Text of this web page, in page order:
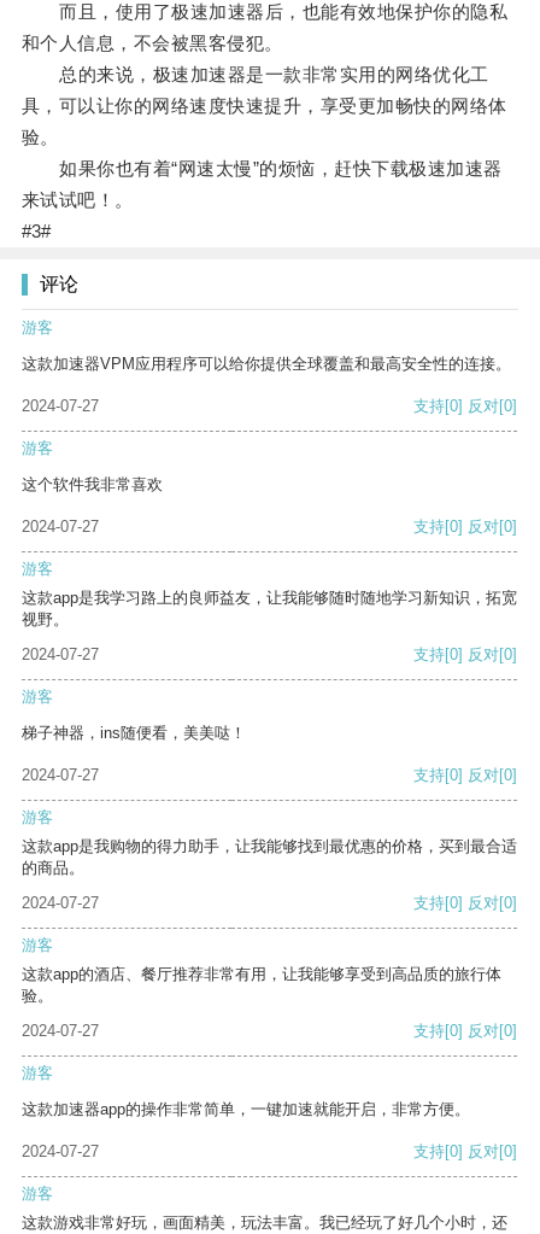
而且，使用了极速加速器后，也能有效地保护你的隐私
和个人信息，不会被黑客侵犯。
总的来说，极速加速器是一款非常实用的网络优化工
具，可以让你的网络速度快速提升，享受更加畅快的网络体
验。
如果你也有着“网速太慢”的烦恼，赶快下载极速加速器
来试试吧！。
#3#
评论
游客
这款加速器VPM应用程序可以给你提供全球覆盖和最高安全性的连接。
2024-07-27 支持[0] 反对[0]
游客
这个软件我非常喜欢
2024-07-27 支持[0] 反对[0]
游客
这款app是我学习路上的良师益友，让我能够随时随地学习新知识，拓宽
视野。
2024-07-27
支持[0] 反对[0]
游客
梯子神器，ins随便看，美美哒！
2024-07-27 支持[0] 反对[0]
游客
这款app是我购物的得力助手，让我能够找到最优惠的价格，买到最合适
的商品。
2024-07-27
支持[0] 反对[0]
游客
这款app的酒店、餐厅推荐非常有用，让我能够享受到高品质的旅行体
验。
2024-07-27
支持[0] 反对[0]
游客
这款加速器app的操作非常简单，一键加速就能开启，非常方便。
2024-07-27 支持[0] 反对[0]
游客
这款游戏非常好玩，画面精美，玩法丰富。我已经玩了好几个小时，还